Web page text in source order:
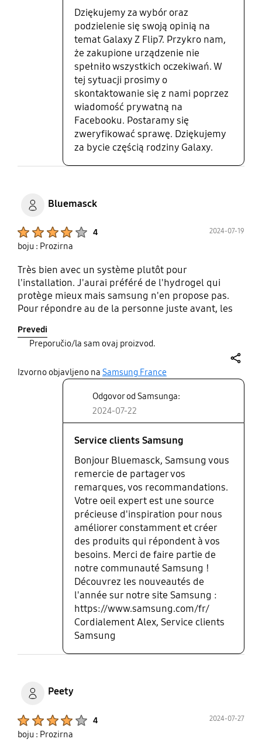
Dziękujemy za wybór oraz
podzielenie się swoją opinią na
temat Galaxy Z Flip7. Przykro nam,
że zakupione urządzenie nie
spełniło wszystkich oczekiwań. W
tej sytuacji prosimy o
skontaktowanie się z nami poprzez
wiadomość prywatną na
Facebooku. Postaramy się
zweryfikować sprawę. Dziękujemy
za bycie częścią rodziny Galaxy.
Bluemasck
4 2024-07-19
boju : Prozirna
Très bien avec un système plutôt pour
l'installation. J'aurai préféré de l'hydrogel qui
protège mieux mais samsung n'en propose pas.
Pour répondre au de la personne juste avant, les
la disparition on peut faire des mouvements
circulaires avec le tissus de la carte fournie
Prevedi
Preporučio/la sam ovaj proizvod.
Izvorno objavljeno na Samsung France
Odgovor od Samsunga:
2024-07-22
Service clients Samsung
Bonjour Bluemasck, Samsung vous
remercie de partager vos
remarques, vos recommandations.
Votre oeil expert est une source
précieuse d'inspiration pour nous
améliorer constamment et créer
des produits qui répondent à vos
besoins. Merci de faire partie de
notre communauté Samsung !
Découvrez les nouveautés de
l'année sur notre site Samsung :
https://www.samsung.com/fr/
Cordialement Alex, Service clients
Samsung
Peety
4 2024-07-27
boju : Prozirna